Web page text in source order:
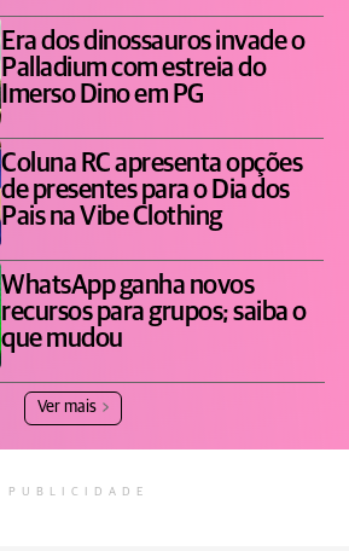
Era dos dinossauros invade o
Palladium com estreia do
Imerso Dino em PG
Coluna RC apresenta opções
de presentes para o Dia dos
Pais na Vibe Clothing
WhatsApp ganha novos
recursos para grupos; saiba o
que mudou
Ver mais
PUBLICIDADE